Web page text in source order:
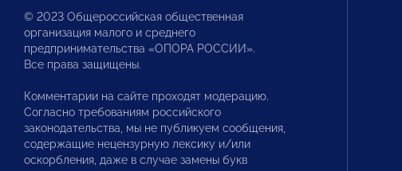
© 2023 Общероссийская общественная
организация малого и среднего
предпринимательства «ОПОРА РОССИИ».
Все права защищены.
Комментарии на сайте проходят модерацию.
Согласно требованиям российского
законодательства, мы не публикуем сообщения,
содержащие нецензурную лексику и/или
оскорбления, даже в случае замены букв